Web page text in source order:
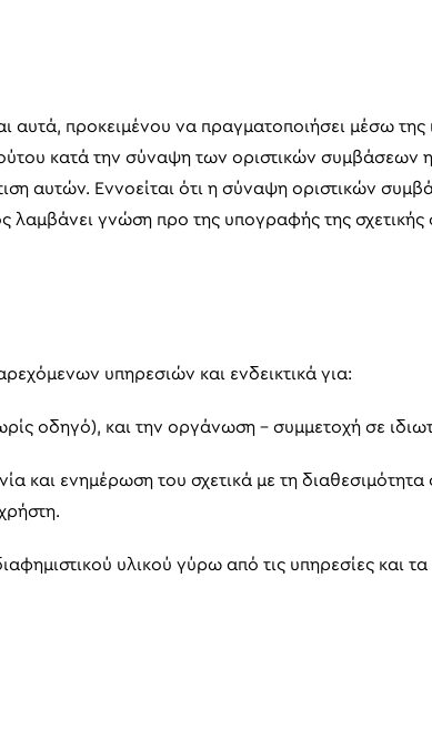
αυτά, προκειμένου να πραγματοποιήσει μέσω
κατά την σύναψη των οριστικών συμβάσεων
αυτών. Εννοείται ότι η σύναψη οριστικών
γνώση προ της υπογραφής της σχετικής
υπηρεσιών και ενδεικτικά για:
οδηγό), και την οργάνωση – συμμετοχή σε
και ενημέρωση του σχετικά με τη
υλικού γύρω από τις υπηρεσίες και τα